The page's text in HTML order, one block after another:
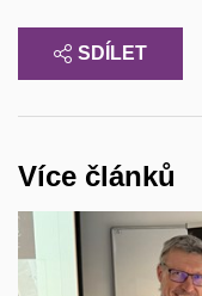
SDÍLET
Více článků